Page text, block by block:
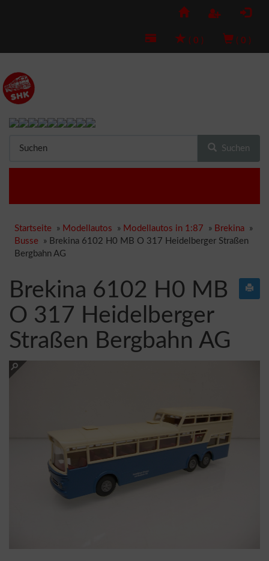
( 0 ) ( 0 )
Suchen
Startseite » Modellautos » Modellautos in 1:87 » Brekina »
Busse » Brekina 6102 H0 MB O 317 Heidelberger Straßen
Bergbahn AG
Brekina 6102 H0 MB
O 317 Heidelberger
Straßen Bergbahn AG